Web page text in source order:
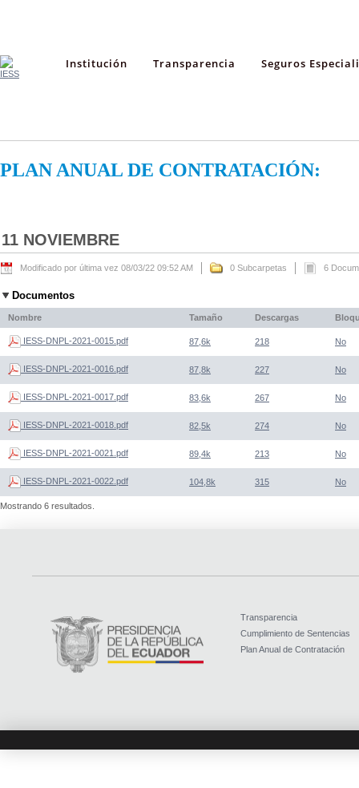
Institución Transparencia Seguros
PLAN ANUAL DE CONTRATACIÓN:
11 NOVIEMBRE
Modificado por última vez 08/03/22 09:52 AM 0 Subcarpetas 6
Documentos
Nombre Tamaño Descargas
IESS-DNPL-2021-0015.pdf 87,6k 218 No
IESS-DNPL-2021-0016.pdf 87,8k 227 No
IESS-DNPL-2021-0017.pdf 83,6k 267 No
IESS-DNPL-2021-0018.pdf 82,5k 274 No
IESS-DNPL-2021-0021.pdf 89,4k 213 No
IESS-DNPL-2021-0022.pdf 104,8k 315 No
Mostrando 6 resultados.
Transparencia
Cumplimiento de Sentencias
Plan Anual de Contratación